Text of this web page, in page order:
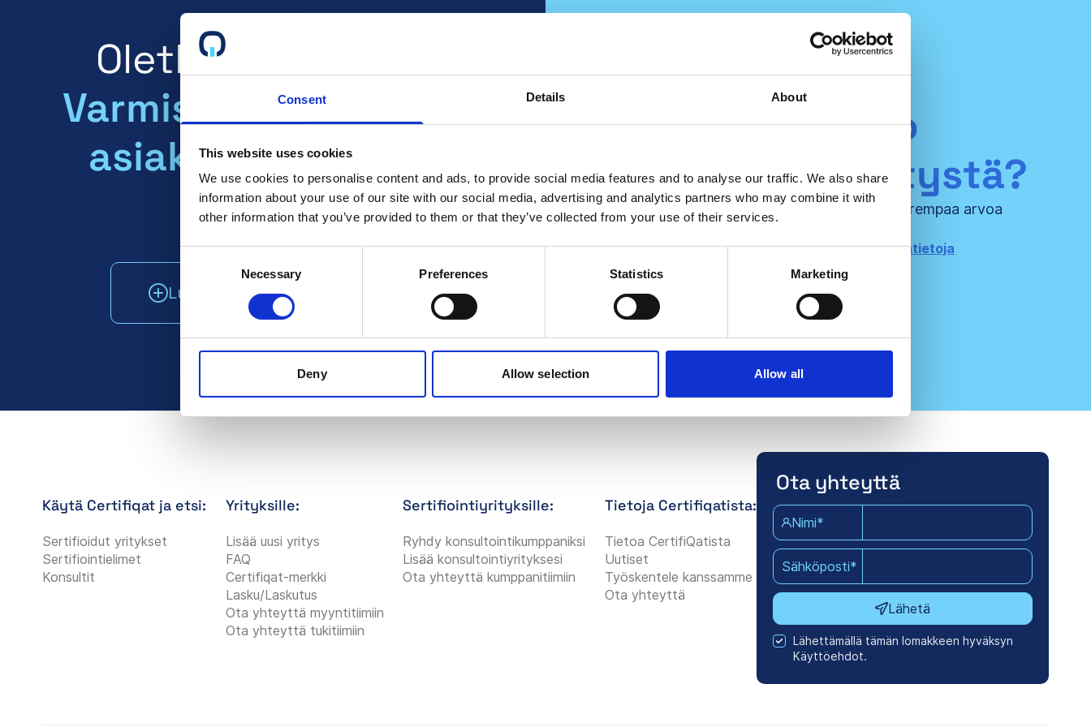
Consent Details About
This website uses cookies
We use cookies to personalise content and ads, to provide social media features and to analyse our traffic. We also share
information about your use of our site with our social media, advertising and analytics partners who may combine it with
other information that you’ve provided to them or that they’ve collected from your use of their services.
Necessary Preferences Statistics Marketing
Deny Allow selection Allow all
Oletko sertifioitu?
Varmista, että tulevat
asiakkaasi tietävät
sen!
Lue lisää
Edustatko
konsultointiyritystä?
Tehdään yhteistyötä ja luodaan vielä suurempaa arvoa
Ota meihin yhteyttä saadaksesi lisätietoja
Käytä Certifiqat ja etsi:
Sertifioidut yritykset
Sertifiointielimet
Konsultit
Yrityksille:
Lisää uusi yritys
FAQ
Certifiqat-merkki
Lasku/Laskutus
Ota yhteyttä myyntitiimiin
Ota yhteyttä tukitiimiin
Sertifiointiyrityksille:
Ryhdy konsultointikumppaniksi
Lisää konsultointiyrityksesi
Ota yhteyttä kumppanitiimiin
Tietoja Certifiqatista:
Tietoa CertifiQatista
Uutiset
Työskentele kanssamme
Ota yhteyttä
Ota yhteyttä
Nimi*
Sähköposti*
Lähetä
Lähettämällä tämän lomakkeen hyväksyn
Käyttöehdot.